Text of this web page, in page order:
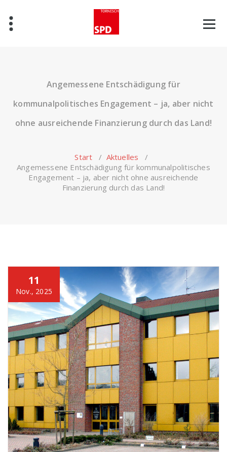
Inhalt
springen
Angemessene Entschädigung für
kommunalpolitisches Engagement – ja, aber nicht
ohne ausreichende Finanzierung durch das Land!
Start / Aktuelles /
Angemessene Entschädigung für kommunalpolitisches
Engagement – ja, aber nicht ohne ausreichende
Finanzierung durch das Land!
11
Nov., 2025